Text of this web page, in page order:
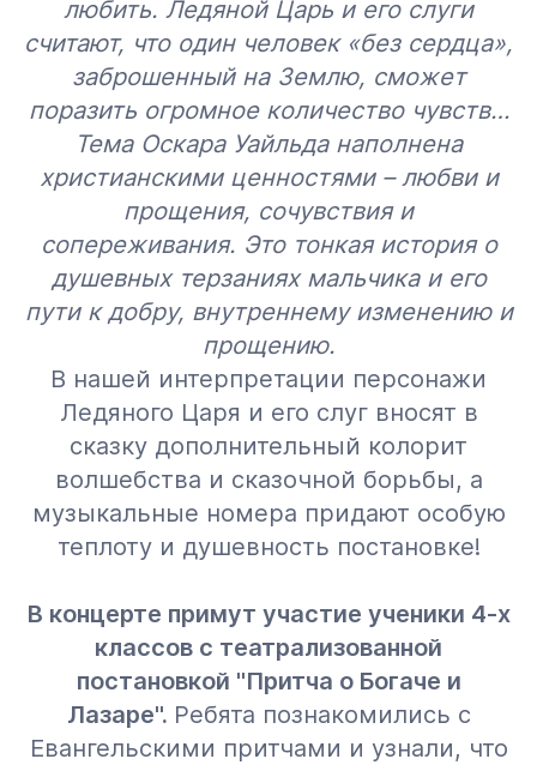
любить. Ледяной Царь и его слуги
считают, что один человек «без сердца»,
заброшенный на Землю, сможет
поразить огромное количество чувств…
Тема Оскара Уайльда наполнена
христианскими ценностями – любви и
прощения, сочувствия и
сопереживания. Это тонкая история о
душевных терзаниях мальчика и его
пути к добру, внутреннему изменению и
прощению.
В нашей интерпретации персонажи
Ледяного Царя и его слуг вносят в
сказку дополнительный колорит
волшебства и сказочной борьбы, а
музыкальные номера придают особую
теплоту и душевность постановке!
В концерте примут участие ученики 4-х
классов с театрализованной
постановкой "Притча о Богаче и
Лазаре". Ребята познакомились с
Евангельскими притчами и узнали, что